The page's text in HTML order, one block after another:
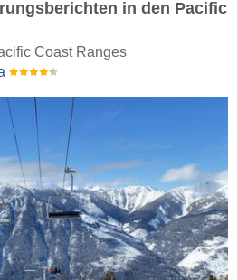
in den Pacific
Coast Ranges